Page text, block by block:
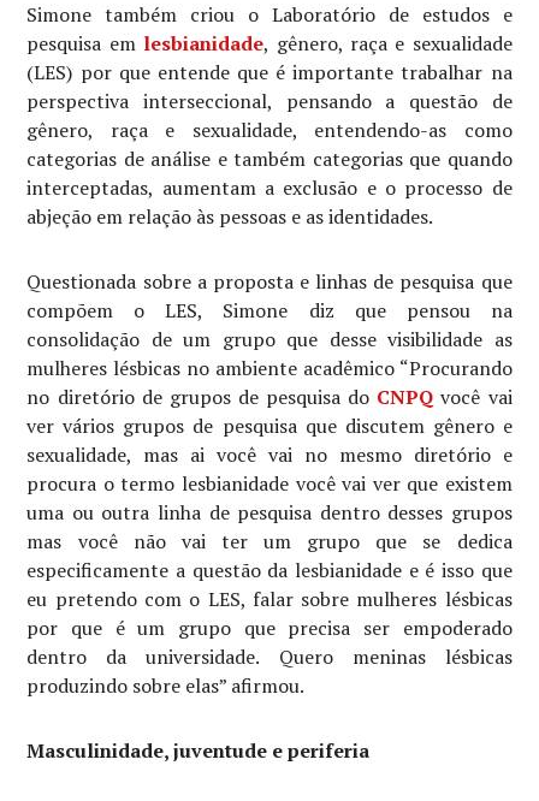
Simone também criou o Laboratório de estudos e
pesquisa em lesbianidade, gênero, raça e sexualidade
(LES) por que entende que é importante trabalhar na
perspectiva interseccional, pensando a questão de
gênero, raça e sexualidade, entendendo-as como
categorias de análise e também categorias que quando
interceptadas, aumentam a exclusão e o processo de
abjeção em relação às pessoas e as identidades.
Questionada sobre a proposta e linhas de pesquisa que
compõem o LES, Simone diz que pensou na
consolidação de um grupo que desse visibilidade as
mulheres lésbicas no ambiente acadêmico “Procurando
no diretório de grupos de pesquisa do CNPQ você vai
ver vários grupos de pesquisa que discutem gênero e
sexualidade, mas ai você vai no mesmo diretório e
procura o termo lesbianidade você vai ver que existem
uma ou outra linha de pesquisa dentro desses grupos
mas você não vai ter um grupo que se dedica
especificamente a questão da lesbianidade e é isso que
eu pretendo com o LES, falar sobre mulheres lésbicas
por que é um grupo que precisa ser empoderado
dentro da universidade. Quero meninas lésbicas
produzindo sobre elas” afirmou.
Masculinidade, juventude e periferia